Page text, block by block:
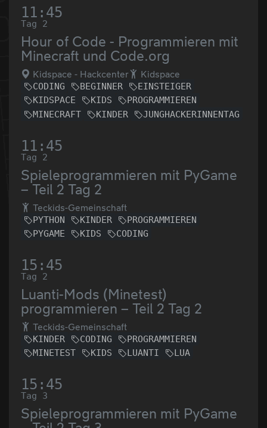
11:45
Tag 2
Hour of Code - Programmieren mit
Minecraft und Code.org
Kidspace - Hackcenter Kidspace
CODING BEGINNER
EINSTEIGER
KIDSPACE
KIDS
PROGRAMMIEREN
MINECRAFT
KINDER JUNGHACKERINNENTAG
11:45
Tag 2
Spieleprogrammieren mit PyGame
– Teil 2 Tag 2
Teckids-Gemeinschaft
PYTHON KINDER
PROGRAMMIEREN
PYGAME
KIDS CODING
15:45
Tag 2
Luanti-Mods (Minetest)
programmieren – Teil 2 Tag 2
Teckids-Gemeinschaft
KINDER CODING
PROGRAMMIEREN
MINETEST
KIDS LUANTI LUA
15:45
Tag 3
Spieleprogrammieren mit PyGame